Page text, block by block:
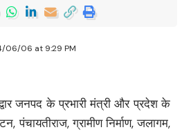
06/06 at 9:29 PM
जनपद के प्रभारी मंत्री और प्रदेश के
पंचायतीराज, ग्रामीण निर्माण, जलागम,